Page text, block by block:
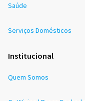
Saúde
Serviços Domésticos
Institucional
Quem Somos